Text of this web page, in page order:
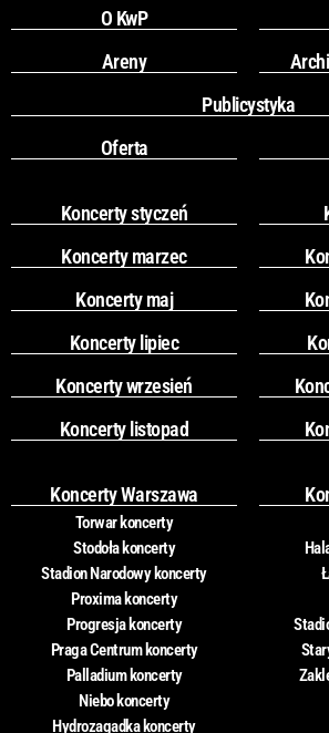
O KwP
Areny
Publicystyka
Oferta
Koncerty styczeń
Koncerty marzec
Koncerty maj
Koncerty lipiec
Koncerty wrzesień
Koncerty listopad
Koncerty Warszawa
Torwar koncerty
Stodoła koncerty
Stadion Narodowy koncerty
Proxima koncerty
Progresja koncerty
Praga Centrum koncerty
Palladium koncerty
Niebo koncerty
Hydrozagadka koncerty